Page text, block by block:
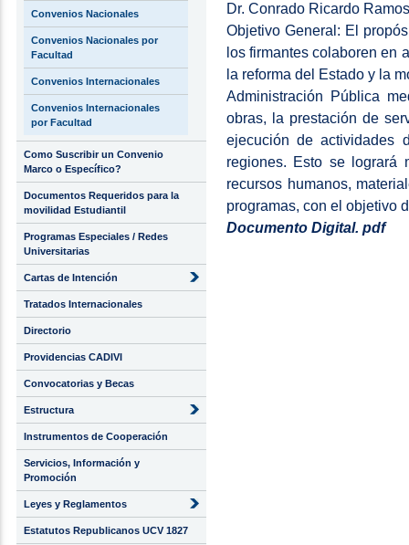
Convenios Nacionales
Convenios Nacionales por
Facultad
Convenios Internacionales
Convenios Internacionales
por Facultad
Como Suscribir un Convenio
Marco o Específico?
Documentos Requeridos para la
movilidad Estudiantil
Programas Especiales / Redes
Universitarias
Cartas de Intención
Tratados Internacionales
Directorio
Providencias CADIVI
Convocatorias y Becas
Estructura
Instrumentos de Cooperación
Servicios, Información y
Promoción
Leyes y Reglamentos
Estatutos Republicanos UCV 1827
Dr. Conrado Ricardo
Objetivo General: El
los firmantes colaboren en
la reforma del Estado y la
Administración Pública
obras, la prestación de
ejecución de actividades
regiones. Esto se logrará
recursos humanos,
programas, con el objetivo
Documento Digital. pdf